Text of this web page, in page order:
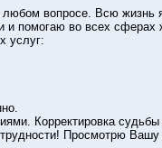
вопросе. Всю
и помогаю во всех сферах
услуг:
Корректировка
Просмотрю Вашу